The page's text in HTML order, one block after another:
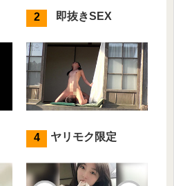
即抜きSEX
ヤリモク限定